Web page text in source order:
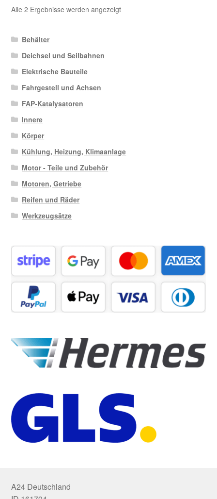
Alle 2 Ergebnisse werden angezeigtNach
Behälter
Deichsel und Seilbahnen
Elektrische Bauteile
Fahrgestell und Achsen
FAP-Katalysatoren
Innere
Körper
Kühlung, Heizung, Klimaanlage
Motor - Teile und Zubehör
Motoren, Getriebe
Reifen und Räder
Werkzeugsätze
A24 Deutschland